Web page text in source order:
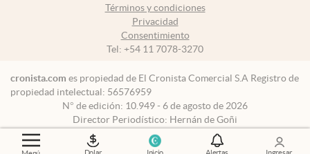
Términos y condiciones
Privacidad
Consentimiento
Tel: +54 11 7078-3270
cronista.com es propiedad de El Cronista Comercial S.A Registro de
propiedad intelectual: 56576959
N° de edición: 10.949 - 6 de agosto de 2026
Director Periodístico: Hernán de Goñi